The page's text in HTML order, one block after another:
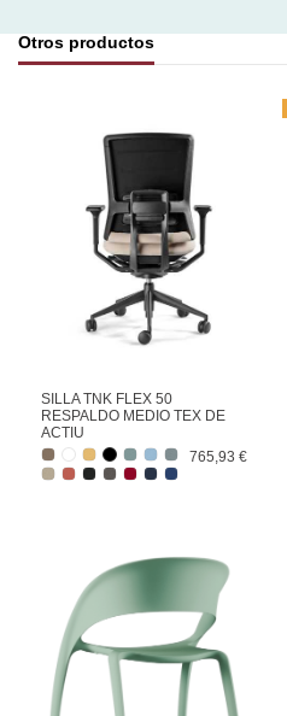
Otros productos
SILLA TNK FLEX 50
RESPALDO MEDIO TEX DE
ACTIU
765,93 €